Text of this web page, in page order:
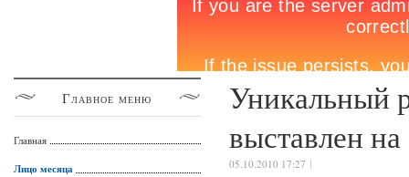
Уникальный
выставлен
05.10.2010 17:27
Главное меню
Главная
Лицо месяца